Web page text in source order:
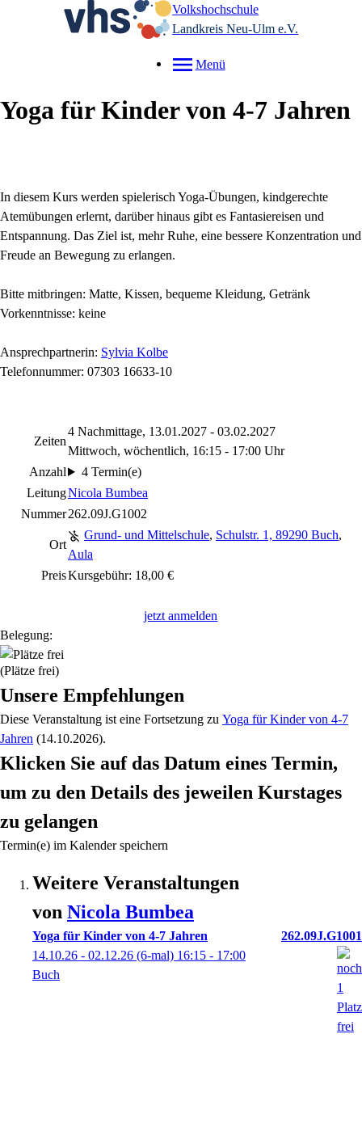
Volkshochschule
Landkreis Neu-Ulm e.V.
Menü
Yoga für Kinder von 4-7 Jahren
In diesem Kurs werden spielerisch Yoga-Übungen, kindgerechte
Atemübungen erlernt, darüber hinaus gibt es Fantasiereisen und
Entspannung. Das Ziel ist, mehrRuhe, eine bessere Konzentration und
Freude an Bewegung zu erlangen.
Bitte mitbringen: Matte, Kissen, bequeme Kleidung, Getränk
Vorkenntnisse: keine
Ansprechpartnerin: Sylvia Kolbe
Telefonnummer: 07303 16633-10
Zeiten
4 Nachmittage, 13.01.2027 - 03.02.2027
Mittwoch, wöchentlich, 16:15 - 17:00 Uhr
Anzahl
4 Termin(e)
LeitungNicola Bumbea
Nummer262.09J.G1002
Ort
Grund- und Mittelschule, Schulstr. 1, 89290 Buch,
Aula
PreisKursgebühr: 18,00 €
jetzt anmelden
Belegung:
(Plätze frei)
Unsere Empfehlungen
Diese Veranstaltung ist eine Fortsetzung zu Yoga für Kinder von 4-7
Jahren (14.10.2026).
Klicken Sie auf das Datum eines Termin,
um zu den Details des jeweilen Kurstages
zu gelangen
Termin(e) im Kalender speichern
Weitere Veranstaltungen
von Nicola Bumbea
Yoga für Kinder von 4-7 Jahren
262.09J.G1001
14.10.26 - 02.12.26 (6-mal) 16:15 - 17:00
Buch